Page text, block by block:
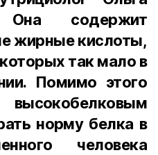
содержит
жирные кислоты,
так мало в
Помимо этого
норму белка в
человека